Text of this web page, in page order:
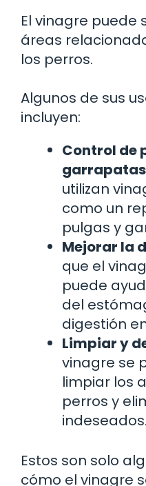
El vinagre puede
áreas
los perros.
Algunos de sus
incluyen:
Control de
utilizan
como un
pulgas y
Mejorar la
que el
puede
del
digestión
Limpiar y
vinagre se
limpiar los
perros y
indeseados.
Estos son solo
cómo el vinagre